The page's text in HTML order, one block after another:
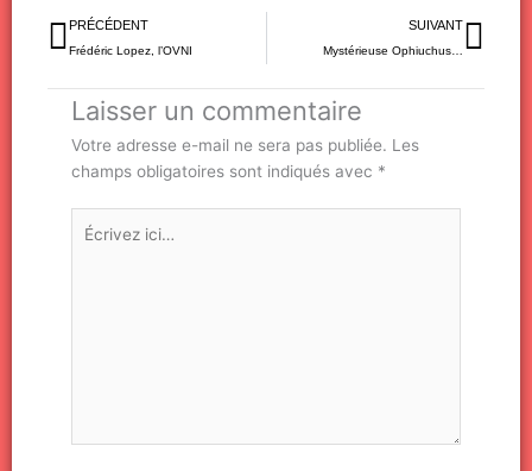
Précédent
PRÉCÉDENT
Frédéric Lopez, l’OVNI
SUIVANT
Mystérieuse Ophiuchus…
Laisser un commentaire
Votre adresse e-mail ne sera pas publiée. Les
champs obligatoires sont indiqués avec *
Écrivez
ici…